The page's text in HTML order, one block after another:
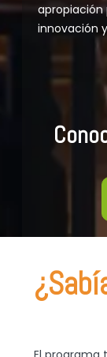
apropiación
innovación